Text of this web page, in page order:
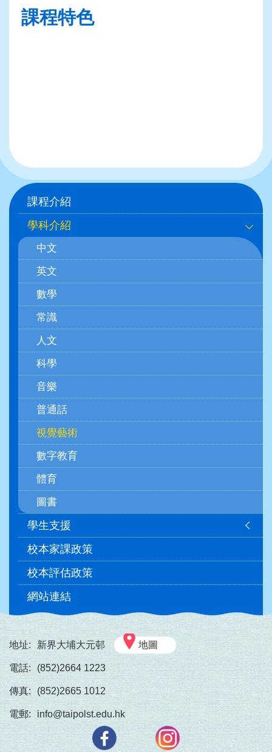
課程特色
Main
navigation
(學
科)
課程介紹
學科介紹
中文
英文
數學
常識
人文
科學
音樂
普通話
視覺藝術
數字教育
體育
圖書
學生支援
校本家課政策
校本評估政策
網站連結
地址: 新界大埔大元邨 地圖
電話: (852)2664 1223
傳真: (852)2665 1012
電郵: info@taipolst.edu.hk